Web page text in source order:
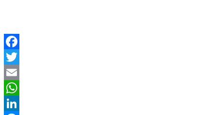
Facebook
Twitter
Email
WhatsApp